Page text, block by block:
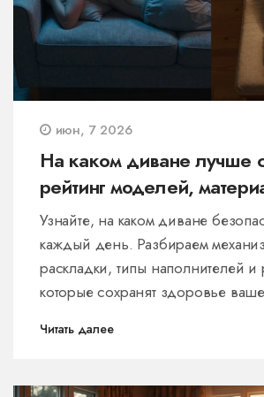
июн, 7 2026
На каком диване лучше
рейтинг моделей,
советы ортопедов
Узнайте, на каком диване
каждый день. Разбираем
раскладки, типы наполнителей и
которые сохранят здоровье
Читать далее